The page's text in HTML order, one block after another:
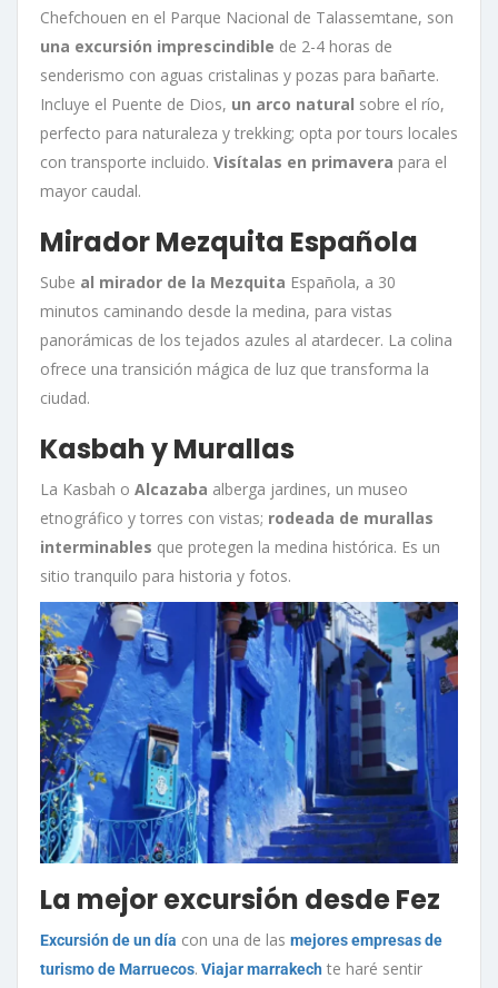
Chefchouen en el Parque Nacional de Talassemtane, son
una excursión imprescindible de 2-4 horas de
senderismo con aguas cristalinas y pozas para bañarte.
Incluye el Puente de Dios, un arco natural sobre el río,
perfecto para naturaleza y trekking; opta por tours locales
con transporte incluido. Visítalas en primavera para el
mayor caudal.
Mirador Mezquita Española
Sube al mirador de la Mezquita Española, a 30
minutos caminando desde la medina, para vistas
panorámicas de los tejados azules al atardecer. La colina
ofrece una transición mágica de luz que transforma la
ciudad.
Kasbah y Murallas
La Kasbah o Alcazaba alberga jardines, un museo
etnográfico y torres con vistas; rodeada de murallas
interminables que protegen la medina histórica. Es un
sitio tranquilo para historia y fotos.
La mejor excursión desde Fez
Excursión de un día con una de las mejores empresas de
turismo de Marruecos. Viajar marrakech te haré sentir